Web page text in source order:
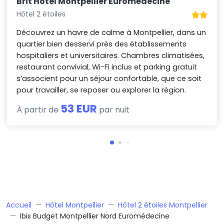
Hôtel 2 étoiles
Découvrez un havre de calme à Montpellier, dans un
quartier bien desservi près des établissements
hospitaliers et universitaires. Chambres climatisées,
restaurant convivial, Wi-Fi inclus et parking gratuit
s’associent pour un séjour confortable, que ce soit
pour travailler, se reposer ou explorer la région.
À partir de 53 EUR par nuit
Accueil Hôtel Montpellier
Hôtel 2 étoiles Montpellier
Ibis Budget Montpellier Nord Euromédecine